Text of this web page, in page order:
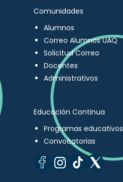
Comunidades
Alumnos
Correo Alumnos UAQ
Solicitud Correo
Docentes
Administrativos
Educación Continua
Programas educativos
Convocatorias